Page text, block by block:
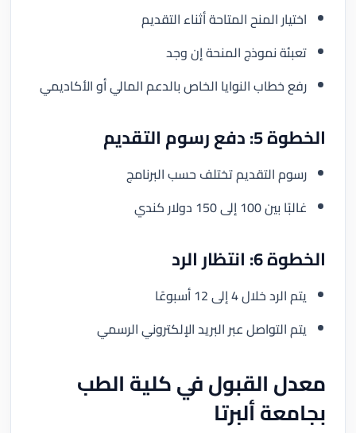
اختيار المنح المتاحة أثناء التقديم
تعبئة نموذج المنحة إن وجد
رفع خطاب النوايا الخاص بالدعم المالي أو الأكاديمي
الخطوة 5: دفع رسوم التقديم
رسوم التقديم تختلف حسب البرنامج
غالبًا بين 100 إلى 150 دولار كندي
الخطوة 6: انتظار الرد
يتم الرد خلال 4 إلى 12 أسبوعًا
يتم التواصل عبر البريد الإلكتروني الرسمي
معدل القبول في كلية الطب
بجامعة ألبرتا